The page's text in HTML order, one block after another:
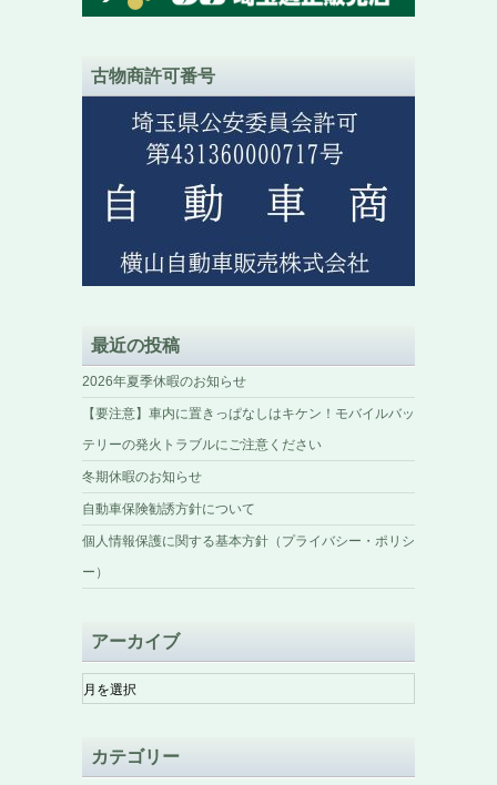
古物商許可番号
最近の投稿
2026年夏季休暇のお知らせ
【要注意】車内に置きっぱなしはキケン！モバイルバッ
テリーの発火トラブルにご注意ください
冬期休暇のお知らせ
自動車保険勧誘方針について
個人情報保護に関する基本方針（プライバシー・ポリシ
ー）
アーカイブ
ア
ー
ブカテゴリー